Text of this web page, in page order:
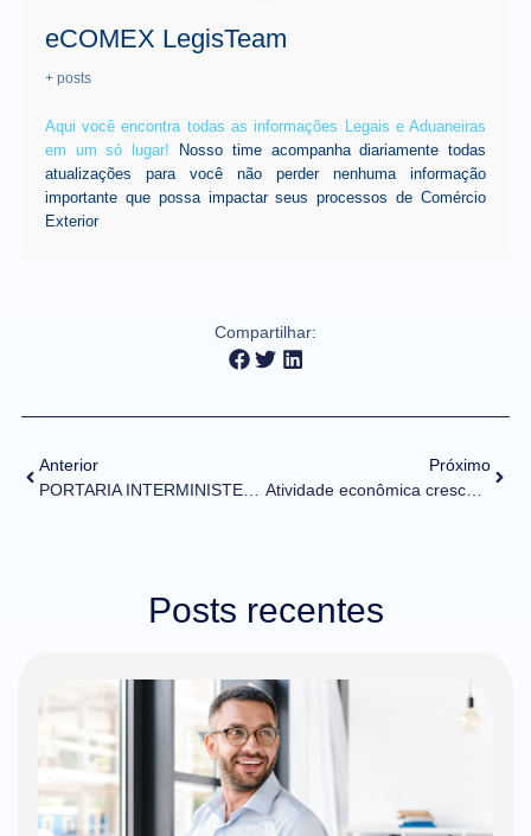
eCOMEX LegisTeam
+ posts
Aqui você encontra todas as informações Legais e Aduaneiras
em um só lugar! Nosso time acompanha diariamente todas
atualizações para você não perder nenhuma informação
importante que possa impactar seus processos de Comércio
Exterior
Compartilhar:
Anterior
PORTARIA INTERMINISTERIAL SEPEC/ME/SEXEC/MCTI Nº 5.642 E 5.643/2021 (DOU de 14/05/2021)
Próximo
Atividade econômica cresceu 2,3% no Brasil no primeiro trimestre, diz BC
Posts recentes